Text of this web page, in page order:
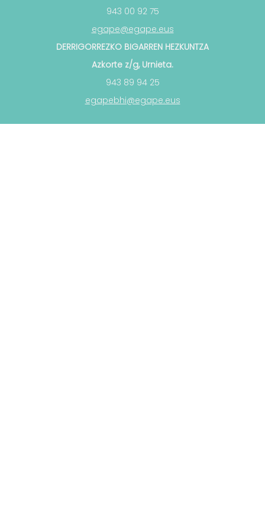
943 00 92 75
egape@egape.eus
DERRIGORREZKO BIGARREN HEZKUNTZA
Azkorte z/g, Urnieta.
943 89 94 25
egapebhi@egape.eus